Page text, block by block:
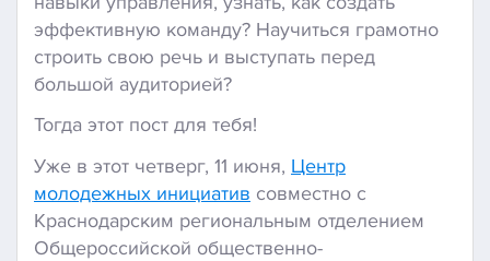
эффективную команду? Научиться грамотно
строить свою речь и выступать перед
большой аудиторией?
Тогда этот пост для тебя!
Уже в этот четверг, 11 июня, Центр
молодежных инициатив совместно с
Краснодарским региональным отделением
Общероссийской общественно-